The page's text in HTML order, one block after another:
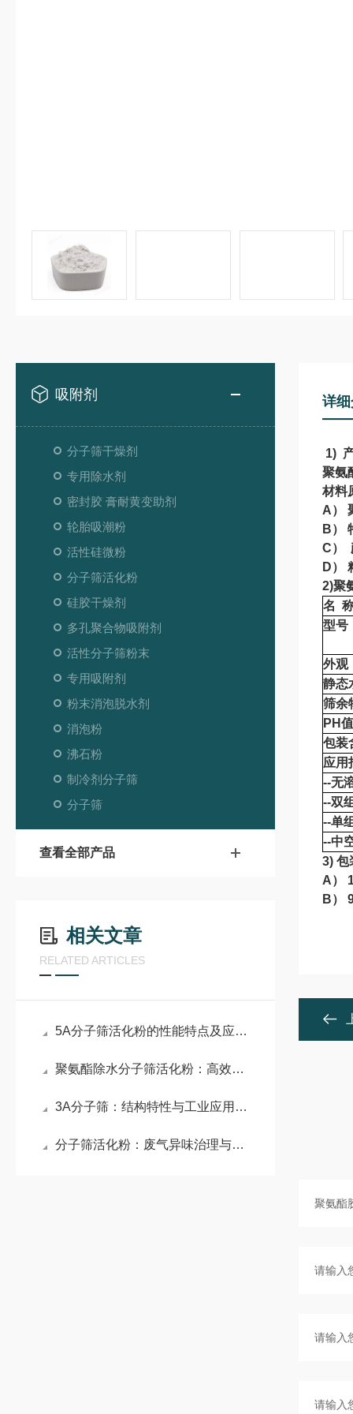
吸附剂
分子筛干燥剂
专用除水剂
密封胶 膏耐黄变助剂
轮胎吸潮粉
活性硅微粉
分子筛活化粉
硅胶干燥剂
多孔聚合物吸附剂
活性分子筛粉末
专用吸附剂
粉末消泡脱水剂
消泡粉
沸石粉
制冷剂分子筛
分子筛
查看全部产品
相关文章
RELATED ARTICLES
5A分子筛活化粉的性能特点及应用场景
聚氨酯除水分子筛活化粉：高效除水与稳定体系的技术利器
3A分子筛：结构特性与工业应用的价值诠释
分子筛活化粉：废气异味治理与干燥领域的创新吸附材料
详
1)
聚氨
材料
A）
B）
C）
D）
2)聚
名
型号
外观
静态
筛余
PH
包装
应用
--无
--双
--单
--中
3) 包
A）
B）